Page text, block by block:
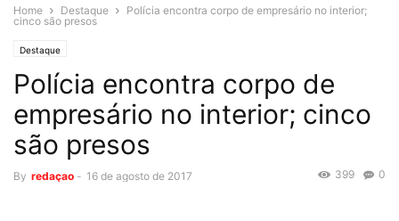
Home Destaque
Polícia encontra corpo de empresário no interior;
cinco são presos
Destaque
Polícia encontra corpo de
empresário no interior; cinco
são presos
By redaçao - 16 de agosto de 2017 0
399